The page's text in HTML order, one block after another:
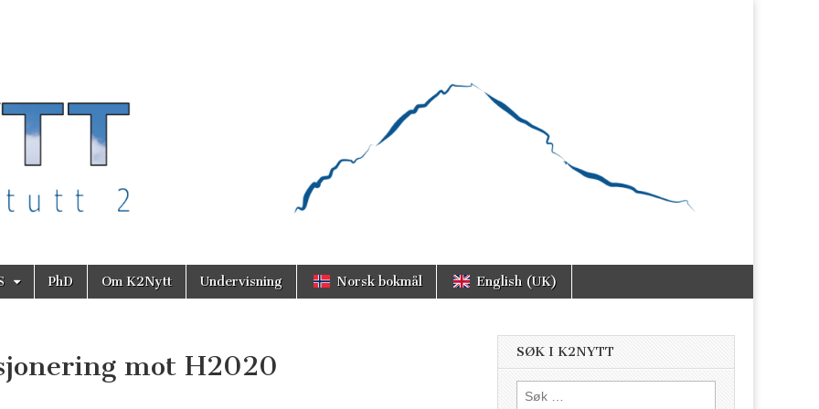
PhD Om K2Nytt Undervisning Norsk bokmål English (UK)
mot H2020 SØK I K2NYTT
Søk